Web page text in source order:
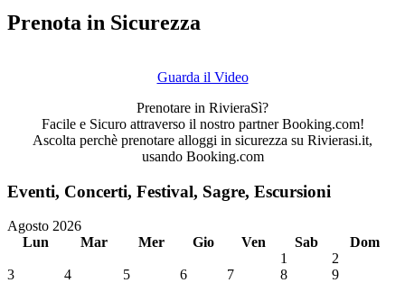
Prenota in Sicurezza
Guarda il Video
Prenotare in RivieraSì?
Facile e Sicuro attraverso il nostro partner Booking.com!
Ascolta perchè prenotare alloggi in sicurezza su Rivierasi.it,
usando Booking.com
Eventi, Concerti, Festival, Sagre, Escursioni
Agosto 2026
Lun
Mar Mer Gio Ven Sab
Dom
1
2
3
4 5 6 7 8
9